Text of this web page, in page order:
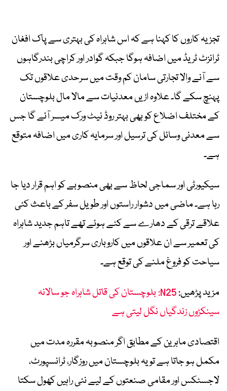
تجزیہ کاروں کا کہنا ہے کہ اس شاہراہ کی بہتری سے پاک افغان
ٹرانزٹ ٹریڈ میں اضافہ ہوگا جبکہ گوادر اور کراچی بندرگاہوں
سے آنے والا تجارتی سامان کم وقت میں سرحدی علاقوں تک
پہنچ سکے گا۔ علاوہ ازیں معدنیات سے مالا مال بلوچستان
کے مختلف اضلاع کو بھی بہتر روڈ نیٹ ورک میسر آئے گا جس
سے معدنی وسائل کی ترسیل اور سرمایہ کاری میں اضافہ متوقع
ہے۔
سیکیورٹی اور سماجی لحاظ سے بھی منصوبے کو اہم قرار دیا جا
رہا ہے۔ ماضی میں دشوار راستوں اور طویل سفر کے باعث کئی
علاقے ترقی کے دھارے سے کٹے ہوئے تھے تاہم جدید شاہراہ
کی تعمیر سے ان علاقوں میں کاروباری سرگرمیاں بڑھنے اور
سیاحت کو فروغ ملنے کی توقع ہے۔
مزید پڑھیں:
N25: بلوچستان کی قاتل شاہراہ جو سالانہ
سینکڑوں زندگیاں نگل لیتی ہے
اقتصادی ماہرین کے مطابق اگر منصوبہ مقررہ مدت میں
مکمل ہو جاتا ہے تو یہ بلوچستان میں روزگار، ٹرانسپورٹ،
لاجسٹکس اور مقامی صنعتوں کے لیے نئی راہیں کھول سکتا